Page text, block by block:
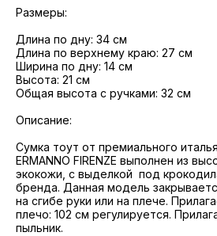
Размеры:
Длина по дну: 34 см
Длина по верхнему краю: 27 см
Ширина по дну: 14 см
Высота: 21 см
Общая высота с ручками: 32 см
Описание:
Сумка тоут от премиального
ERMANNO FIRENZE выполнен из
экокожи, с выделкой под
бренда. Данная модель
на сгибе руки или на плече.
плечо: 102 см регулируется.
пыльник.